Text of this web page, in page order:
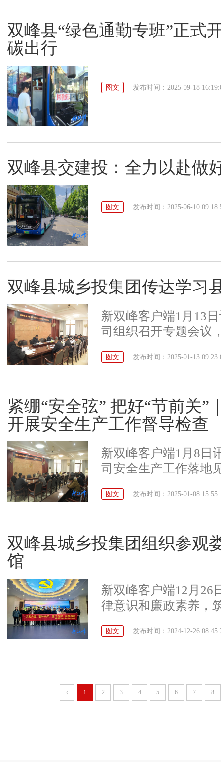
双峰县“绿色通勤专班”正式
碳出行
图文 发布时间：2025-09-18
双峰县交建投：全力以赴做
图文 发布时间：2025-06-10
双峰县城乡投集团传达学习
新双峰客户端1月13
司组织召开专题会议
施，明确2025年工作
进行了全面安排部署
各项工作明晰了思路
工作放到全县工作大
到行动上先
图文 发布时间：2025-01-13
紧绷“安全弦” 把好“节前关
开展安全生产工作督导检查
新双峰客户端1月8日
司安全生产工作落地
初”安全生产督导检
赴做好安全生产各项
图文 发布时间：2025-01-08
双峰县城乡投集团组织参观
馆
新双峰客户端12月26
律意识和廉政素养，
廉警示教育馆参观学
教育片中的当事人发
的触动和教育，让全
图文 发布时间：2024-12-26
‹ 1 2 3 4 5 6 7 8